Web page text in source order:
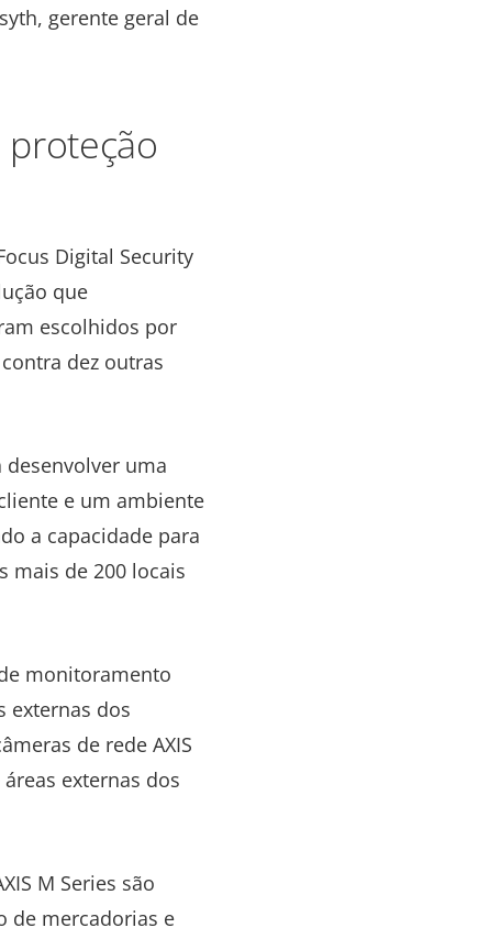
gerente geral de
Digital Security
que
escolhidos por
dez outras
desenvolver uma
e um ambiente
a capacidade para
mais de 200 locais
monitoramento
externas dos
de rede AXIS
externas dos
M Series são
de mercadorias e